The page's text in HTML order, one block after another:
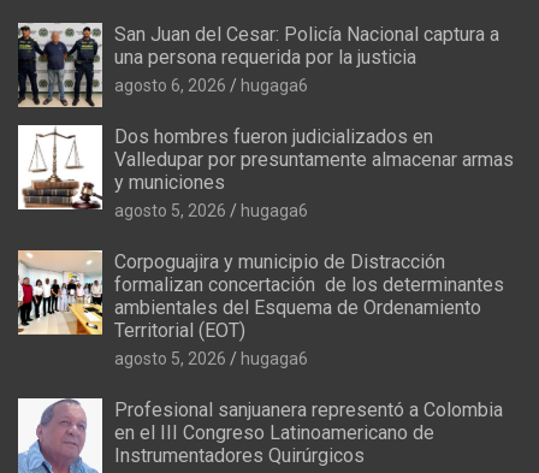
San Juan del Cesar: Policía Nacional captura a
una persona requerida por la justicia
agosto 6, 2026 hugaga6
Dos hombres fueron judicializados en
Valledupar por presuntamente almacenar armas
y municiones
agosto 5, 2026 hugaga6
Corpoguajira y municipio de Distracción
formalizan concertación de los determinantes
ambientales del Esquema de Ordenamiento
Territorial (EOT)
agosto 5, 2026 hugaga6
Profesional sanjuanera representó a Colombia
en el III Congreso Latinoamericano de
Instrumentadores Quirúrgicos